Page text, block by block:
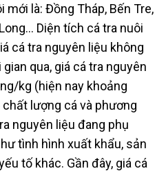
mới là: Đồng Tháp, Bến Tre,
Diện tích cá tra nuôi
cá tra nguyên liệu không
qua, giá cá tra nguyên
kg (hiện nay khoảng
lượng cá và phương
nguyên liệu đang phụ
tình hình xuất khẩu, sản
tố khác. Gần đây, giá cá